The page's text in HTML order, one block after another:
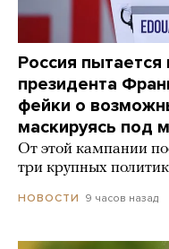
Россия
президента
фейки о
маскируясь под
От этой кампании
три крупных
НОВОСТИ 9 часов назад